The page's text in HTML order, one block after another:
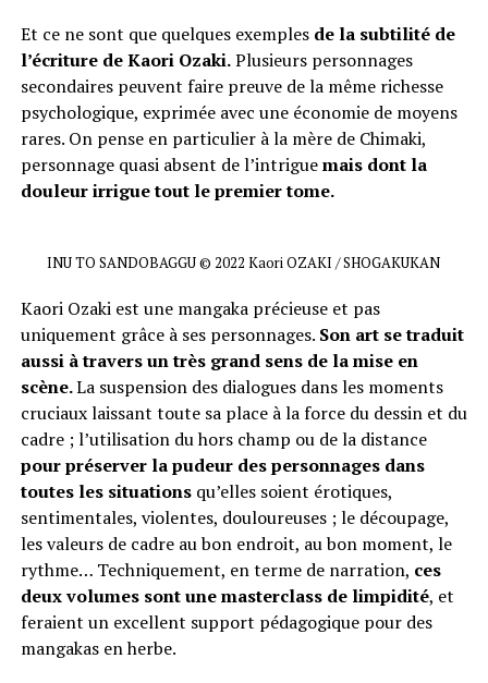
Et ce ne sont que quelques exemples de la subtilité de
l’écriture de Kaori Ozaki.Plusieurs personnages
secondaires peuvent faire preuve de la même richesse
psychologique, exprimée avec une économie de moyens
rares. On pense en particulier à la mère de Chimaki,
personnage quasi absent de l’intriguemais dont la
douleur irrigue tout le premier tome.
INU TO SANDOBAGGU © 2022 Kaori OZAKI / SHOGAKUKAN
Kaori Ozaki est une mangaka précieuse et pas
uniquement grâce à ses personnages. Son art se traduit
aussi à travers un très grand sens de la mise en
scène.La suspension des dialogues dans les moments
cruciaux laissant toute sa place à la force du dessin et du
cadre ; l’utilisation du hors champ ou de la distance
pour préserver la pudeur des personnages dans
toutes les situations qu’elles soient érotiques,
sentimentales, violentes, douloureuses ; le découpage,
les valeurs de cadre au bon endroit, au bon moment, le
rythme… Techniquement, en terme de narration, ces
deux volumes sont une masterclass de limpidité, et
feraient un excellent support pédagogique pour des
mangakas en herbe.